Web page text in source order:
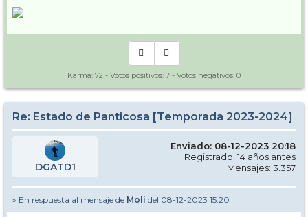
Karma: 72 - Votos positivos: 7 - Votos negativos: 0
Re: Estado de Panticosa [Temporada 2023-2024]
DGATD1
Enviado: 08-12-2023 20:18
Registrado: 14 años antes
Mensajes: 3.357
» En respuesta al mensaje de Molí del 08-12-2023 15:20